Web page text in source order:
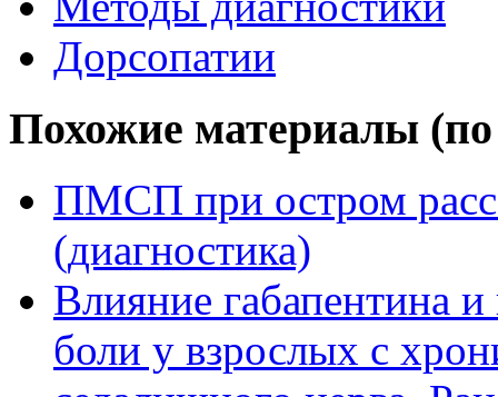
Дорсопатии
Похожие материалы (по
ПМСП при остром
(диагностика)
Влияние габапентина
боли у взрослых с